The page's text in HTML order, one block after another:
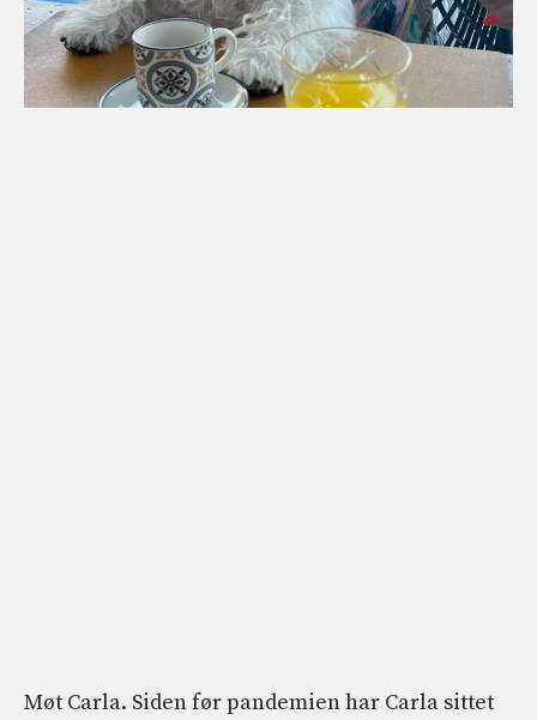
Møt Carla. Siden før pandemien har Carla sittet